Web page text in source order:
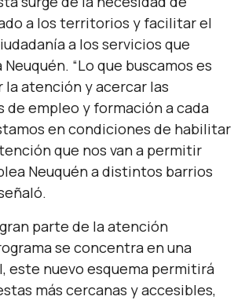
a los territorios y facilitar el
a los servicios que
Neuquén. “Lo que buscamos es
atención y acercar las
de empleo y formación a cada
en condiciones de habilitar
que nos van a permitir
Neuquén a distintos barrios
parte de la atención
se concentra en una
este nuevo esquema permitirá
más cercanas y accesibles,